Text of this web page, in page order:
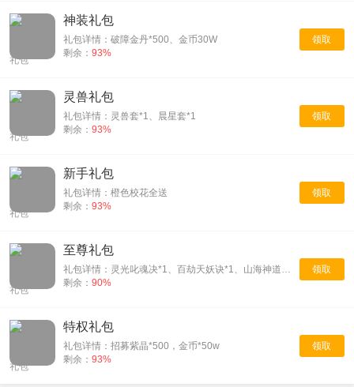
领取
神装礼包
礼包详情：破障金丹*500、金币30W
剩余： 93%
领取
灵兽礼包
礼包详情：灵兽套*1、晨星套*1
剩余： 93%
领取
新手礼包
礼包详情：橙色校花全送
剩余： 93%
领取
至尊礼包
礼包详情：灵光叱魂决*1、百劫天妖诀*1、山海神道经*1
剩余： 90%
领取
特权礼包
礼包详情：招募紫晶*500，金币*50w
剩余： 93%